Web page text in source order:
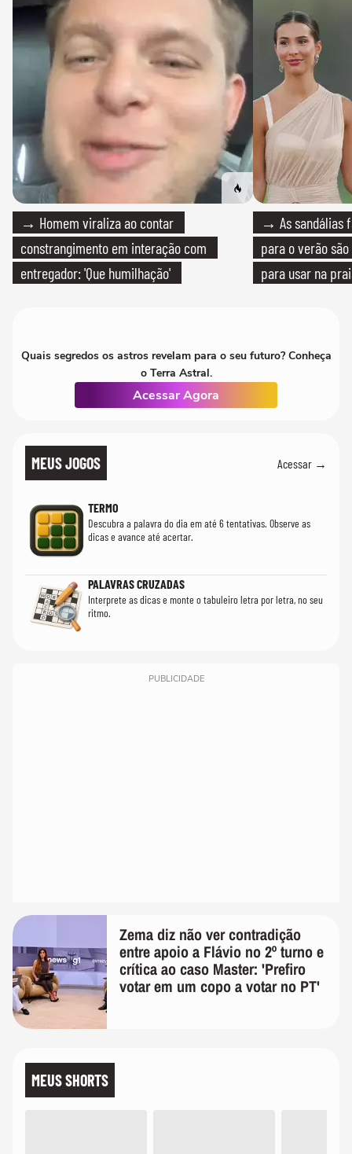
→ Homem viraliza ao contar
constrangimento em interação com
entregador: 'Que humilhação'
→ As sandálias
para o verão
para usar na
Quais segredos os astros revelam para o seu futuro? Conheça
o Terra Astral.
Acessar Agora
MEUS JOGOS Acessar →
TERMO
Descubra a palavra do dia em até 6 tentativas. Observe as
dicas e avance até acertar.
PALAVRAS CRUZADAS
Interprete as dicas e monte o tabuleiro letra por letra, no seu
ritmo.
PUBLICIDADE
Zema diz não ver contradição
entre apoio a Flávio no 2º turno e
crítica ao caso Master: 'Prefiro
votar em um copo a votar no PT'
MEUS SHORTS